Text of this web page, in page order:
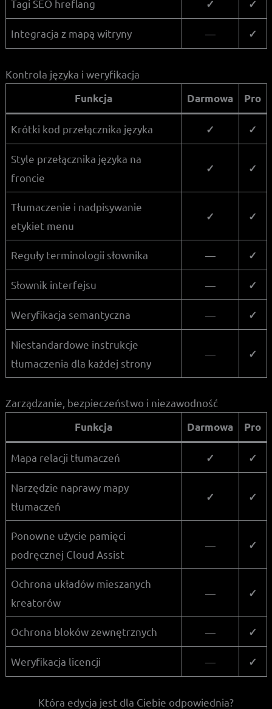
Tagi SEO hreflang ✓ ✓
Integracja z mapą witryny — ✓
Kontrola języka i weryfikacja
Funkcja
Darmowa Pro
Krótki kod przełącznika języka ✓ ✓
Style przełącznika języka na
froncie
✓ ✓
Tłumaczenie i nadpisywanie
etykiet menu
✓ ✓
Reguły terminologii słownika — ✓
Słownik interfejsu — ✓
Weryfikacja semantyczna — ✓
Niestandardowe instrukcje
tłumaczenia dla każdej strony
— ✓
Zarządzanie, bezpieczeństwo i niezawodność
Funkcja
Darmowa Pro
Mapa relacji tłumaczeń ✓ ✓
Narzędzie naprawy mapy
tłumaczeń
✓ ✓
Ponowne użycie pamięci
podręcznej Cloud Assist
— ✓
Ochrona układów mieszanych
kreatorów
— ✓
Ochrona bloków zewnętrznych — ✓
Weryfikacja licencji — ✓
Która edycja jest dla Ciebie odpowiednia?